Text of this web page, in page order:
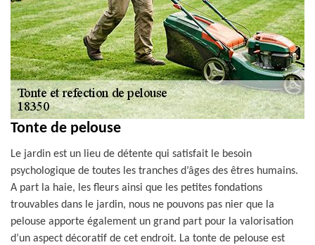
Tonte de pelouse
Le jardin est un lieu de détente qui satisfait le besoin
psychologique de toutes les tranches d’âges des êtres humains.
A part la haie, les fleurs ainsi que les petites fondations
trouvables dans le jardin, nous ne pouvons pas nier que la
pelouse apporte également un grand part pour la valorisation
d’un aspect décoratif de cet endroit. La tonte de pelouse est